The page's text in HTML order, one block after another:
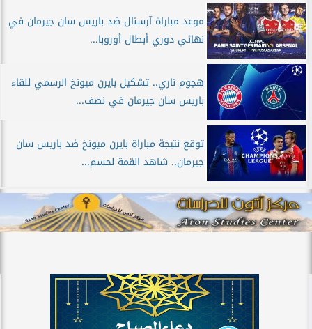
موعد مباراة آرسنال ضد باريس سان جيرمان في
نهائي دوري أبطال أوروبا...
هجوم ناري.. تشكيل بايرن ميونخ الرسمي للقاء
باريس سان جيرمان في نصف...
توقع نتيجة مباراة بايرن ميونخ ضد باريس سان
جيرمان.. شاهد القمة لحسم...